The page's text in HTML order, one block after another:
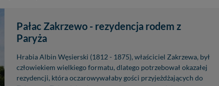
Pałac Zakrzewo - rezydencja rodem z
Paryża
Hrabia Albin Węsierski (1812 - 1875), właściciel Zakrzewa, był
człowiekiem wielkiego formatu, dlatego potrzebował okazałej
rezydencji, która oczarowywałaby gości przyjeżdżających do